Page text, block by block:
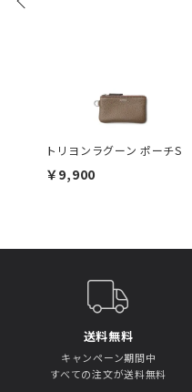
トリヨンラグーン ポーチS
￥9,900
送料無料
キャンペーン期間中
すべての注文が送料無料